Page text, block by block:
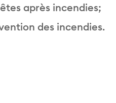
après incendies;
des incendies.